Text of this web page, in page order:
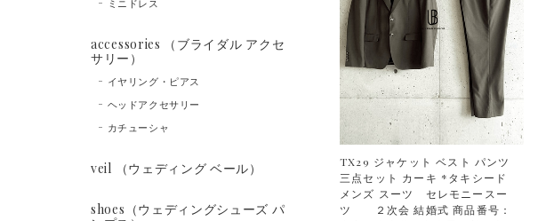
TX29 ジャケット ベスト パンツ
三点セット カーキ *タキシード
メンズ スーツ セレモニースー
ツ ２次会 結婚式 商品番号：
ミニドレス
accessories （ブライダル アクセ
サリー）
イヤリング・ピアス
ヘッドアクセサリー
カチューシャ
veil （ウェディング ベール）
shoes（ウェディングシューズ パ